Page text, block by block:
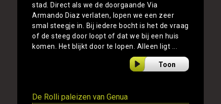
stad. Direct als we de doorgaande Via
Armando Diaz verlaten, lopen we een zeer
smal steegje in. Bij iedere bocht is het de vraag
of de steeg door loopt of dat we bij een huis
komen. Het blijkt door te lopen. Alleen ligt ...
Toon
De Rolli paleizen van Genua